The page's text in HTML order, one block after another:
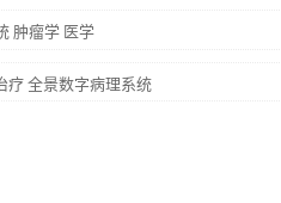
肿瘤学 医学
疗全景数字病理系统